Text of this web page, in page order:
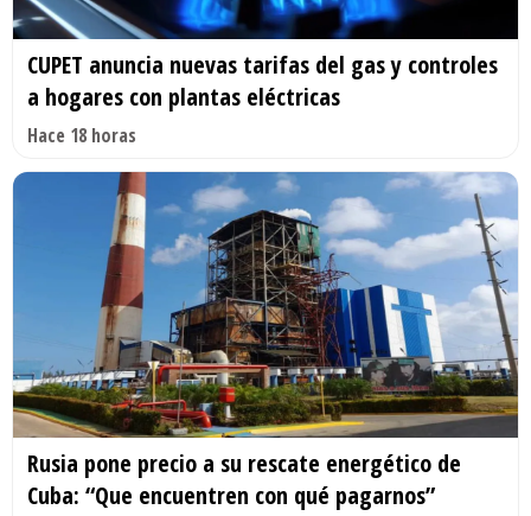
CUPET anuncia nuevas tarifas del gas y controles
a hogares con plantas eléctricas
Hace 18 horas
Rusia pone precio a su rescate energético de
Cuba: “Que encuentren con qué pagarnos”